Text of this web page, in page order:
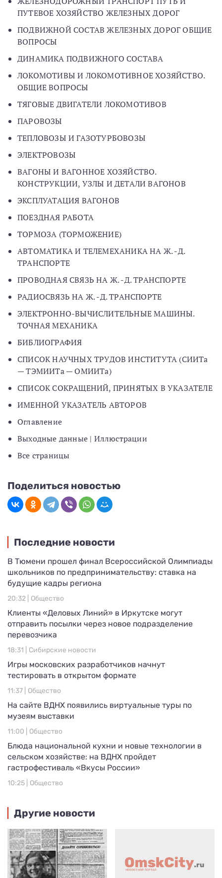
ПУТЕВОЕ ХОЗЯЙСТВО ЖЕЛЕЗНЫХ ДОРОГ
ПОДВИЖНОЙ СОСТАВ ЖЕЛЕЗНЫХ ДОРОГ ОБЩИЕ
ВОПРОСЫ
ДИНАМИКА ПОДВИЖНОГО СОСТАВА
ЛОКОМОТИВЫ И ЛОКОМОТИВНОЕ ХОЗЯЙСТВО.
ОБЩИЕ ВОПРОСЫ
ТЯГОВЫЕ ДВИГАТЕЛИ ЛОКОМОТИВОВ
ПАРОВОЗЫ
ТЕПЛОВОЗЫ И ГАЗОТУРБОВОЗЫ
ЭЛЕКТРОВОЗЫ
ВАГОНЫ И ВАГОННОЕ ХОЗЯЙСТВО.
КОНСТРУКЦИИ, УЗЛЫ И ДЕТАЛИ ВАГОНОВ
ЭКСПЛУАТАЦИЯ ВАГОНОВ
ПОЕЗДНАЯ РАБОТА
ТОРМОЗА (ТОРМОЖЕНИЕ)
АВТОМАТИКА И ТЕЛЕМЕХАНИКА НА Ж. -Д.
ТРАНСПОРТЕ
ПРОВОДНАЯ СВЯЗЬ НА Ж. -Д. ТРАНСПОРТЕ
РАДИОСВЯЗЬ НА Ж. -Д. ТРАНСПОРТЕ
ЭЛЕКТРОННО-ВЫЧИСЛИТЕЛЬНЫЕ МАШИНЫ.
ТОЧНАЯ МЕХАНИКА
БИБЛИОГРАФИЯ
СПИСОК НАУЧНЫХ ТРУДОВ ИНСТИТУТА (СИИТа
— ТЭМИИТа — ОМИИТа)
СПИСОК СОКРАЩЕНИЙ, ПРИНЯТЫХ В УКАЗАТЕЛЕ
ИМЕННОЙ УКАЗАТЕЛЬ АВТОРОВ
Оглавление
Выходные данные | Иллюстрации
Все страницы
Поделиться новостью
Последние новости
В Тюмени прошел финал Всероссийской Олимпиады
школьников по предпринимательству: ставка на
будущие кадры региона
20:32 | Общество
Клиенты «Деловых Линий» в Иркутске могут
отправить посылки через новое подразделение
перевозчика
18:31 | Сибирские новости
Игры московских разработчиков начнут
тестировать в открытом формате
11:37 | Общество
На сайте ВДНХ появились виртуальные туры по
музеям выставки
11:00 | Общество
Блюда национальной кухни и новые технологии в
сельском хозяйстве: на ВДНХ пройдет
гастрофестиваль «Вкусы России»
10:25 | Общество
Другие новости